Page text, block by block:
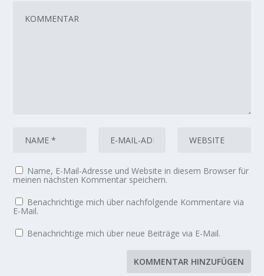
Name, E-Mail-Adresse und Website in diesem Browser für
meinen nächsten Kommentar speichern.
Benachrichtige mich über nachfolgende Kommentare via
E-Mail.
Benachrichtige mich über neue Beiträge via E-Mail.